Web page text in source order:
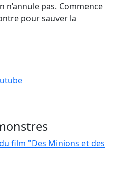
n’annule pas. Commence
pour sauver la
film "Des Minions et des